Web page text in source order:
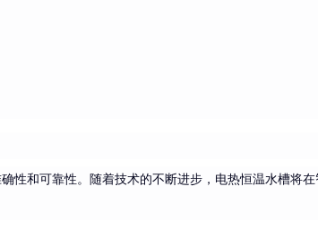
性和可靠性。随着技术的不断进步，电热恒温水槽将